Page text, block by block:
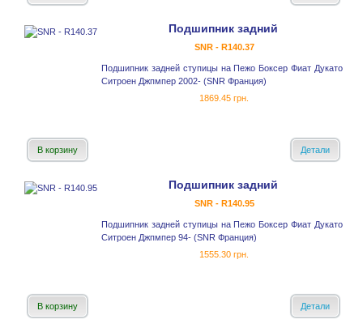
Подшипник задний
SNR - R140.37
Подшипник задней ступицы на Пежо Боксер Фиат Дукато
Ситроен Джпмпер 2002- (SNR Франция)
1869.45 грн.
В корзину Детали
Подшипник задний
SNR - R140.95
Подшипник задней ступицы на Пежо Боксер Фиат Дукато
Ситроен Джпмпер 94- (SNR Франция)
1555.30 грн.
В корзину Детали